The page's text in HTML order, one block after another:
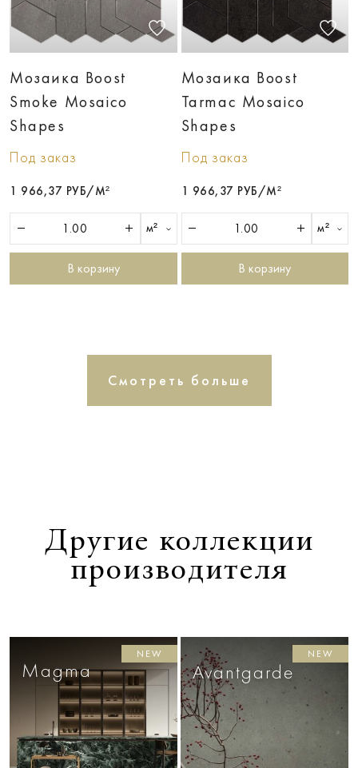
Мозаика Boost
Smoke Mosaico
Shapes
Под заказ
1 966,37 РУБ/М²
м²
В корзину
Мозаика Boost
Tarmac Mosaico
Shapes
Под заказ
1 966,37 РУБ/М²
м²
В корзину
Смотреть больше
Другие коллекции
производителя
Magma
NEW
Avantgarde
NEW